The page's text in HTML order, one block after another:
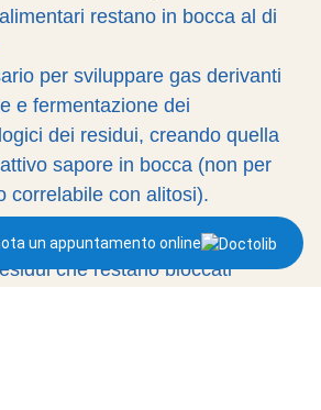
restano in bocca al di
per sviluppare gas derivanti
e fermentazione dei
dei residui, creando quella
sapore in bocca (non per
correlabile con alitosi).
per occasionale
che restano bloccati
un appuntamento online